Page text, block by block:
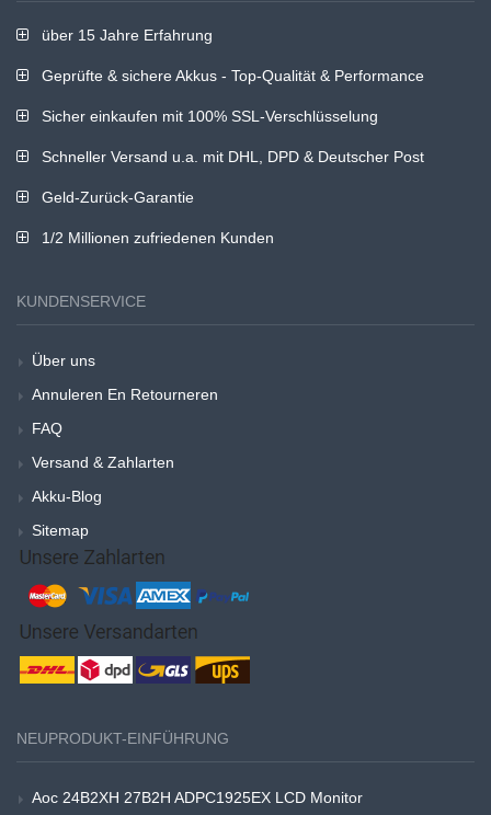
über 15 Jahre Erfahrung
Geprüfte & sichere Akkus - Top-Qualität & Performance
Sicher einkaufen mit 100% SSL-Verschlüsselung
Schneller Versand u.a. mit DHL, DPD & Deutscher Post
Geld-Zurück-Garantie
1/2 Millionen zufriedenen Kunden
KUNDENSERVICE
Über uns
Annuleren En Retourneren
FAQ
Versand & Zahlarten
Akku-Blog
Sitemap
NEUPRODUKT-EINFÜHRUNG
Aoc 24B2XH 27B2H ADPC1925EX LCD Monitor